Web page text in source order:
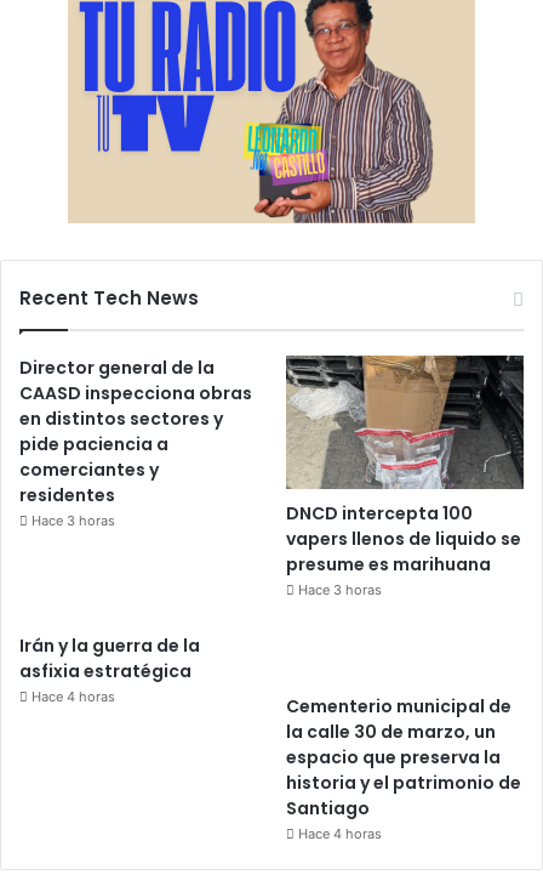
Recent Tech News
Director general de la
CAASD inspecciona obras
en distintos sectores y
pide paciencia a
comerciantes y
residentes
Hace 3 horas
DNCD intercepta 100
vapers llenos de liquido se
presume es marihuana
Hace 3 horas
Irán y la guerra de la
asfixia estratégica
Hace 4 horas
Cementerio municipal de
la calle 30 de marzo, un
espacio que preserva la
historia y el patrimonio de
Santiago
Hace 4 horas